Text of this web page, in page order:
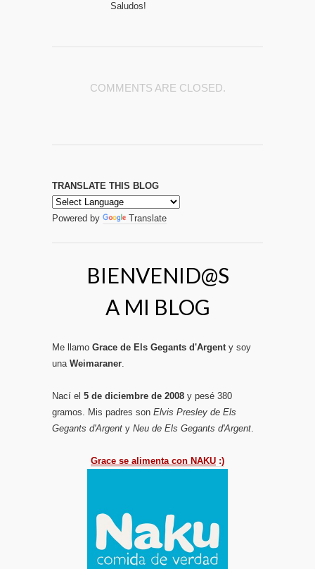
Saludos!
COMMENTS ARE CLOSED.
TRANSLATE THIS BLOG
Powered by Translate
BIENVENID@S
A MI BLOG
Me llamo Grace de Els Gegants d'Argent y soy
una Weimaraner
Nací el 5 de diciembre de 2008 y pesé 380
gramos. Mis padres son Elvis Presley de Els
Gegants d'Argent y Neu de Els Gegants d'Argent
Grace se alimenta con NAKU :)